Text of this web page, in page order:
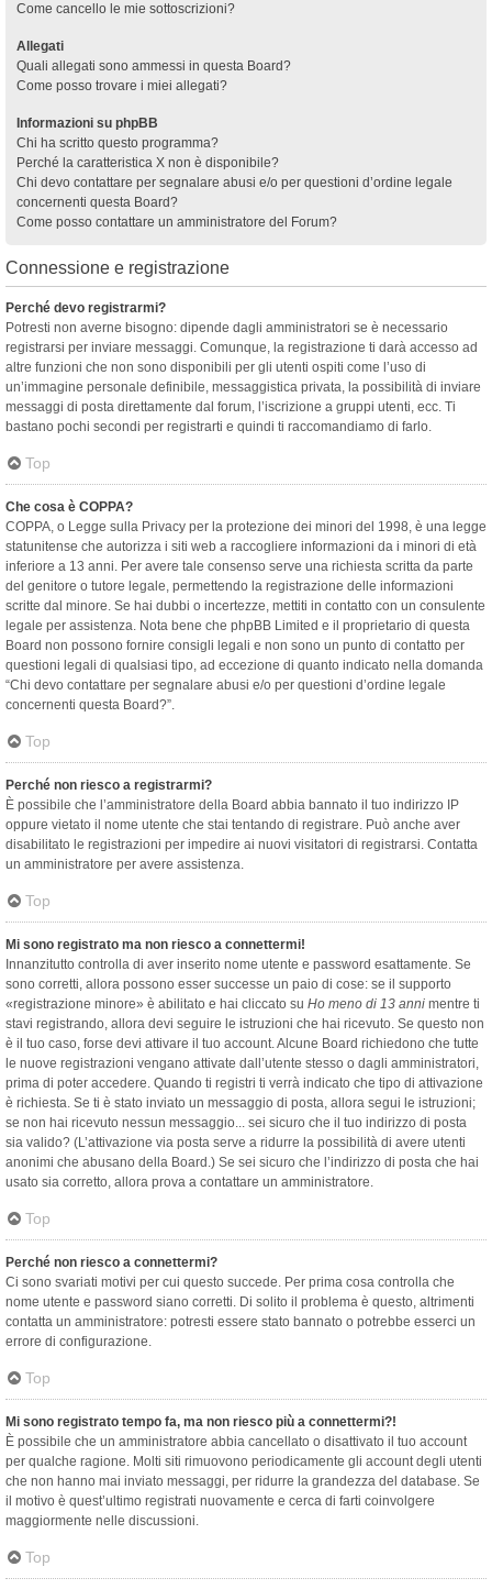
Come cancello le mie sottoscrizioni?
Allegati
Quali allegati sono ammessi in questa Board?
Come posso trovare i miei allegati?
Informazioni su phpBB
Chi ha scritto questo programma?
Perché la caratteristica X non è disponibile?
Chi devo contattare per segnalare abusi e/o per questioni d’ordine legale
concernenti questa Board?
Come posso contattare un amministratore del Forum?
Connessione e registrazione
Perché devo registrarmi?
Potresti non averne bisogno: dipende dagli amministratori se è necessario
registrarsi per inviare messaggi. Comunque, la registrazione ti darà accesso ad
altre funzioni che non sono disponibili per gli utenti ospiti come l’uso di
un’immagine personale definibile, messaggistica privata, la possibilità di inviare
messaggi di posta direttamente dal forum, l’iscrizione a gruppi utenti, ecc. Ti
bastano pochi secondi per registrarti e quindi ti raccomandiamo di farlo.
Top
Che cosa è COPPA?
COPPA, o Legge sulla Privacy per la protezione dei minori del 1998, è una legge
statunitense che autorizza i siti web a raccogliere informazioni da i minori di età
inferiore a 13 anni. Per avere tale consenso serve una richiesta scritta da parte
del genitore o tutore legale, permettendo la registrazione delle informazioni
scritte dal minore. Se hai dubbi o incertezze, mettiti in contatto con un consulente
legale per assistenza. Nota bene che phpBB Limited e il proprietario di questa
Board non possono fornire consigli legali e non sono un punto di contatto per
questioni legali di qualsiasi tipo, ad eccezione di quanto indicato nella domanda
“Chi devo contattare per segnalare abusi e/o per questioni d’ordine legale
concernenti questa Board?”.
Top
Perché non riesco a registrarmi?
È possibile che l’amministratore della Board abbia bannato il tuo indirizzo IP
oppure vietato il nome utente che stai tentando di registrare. Può anche aver
disabilitato le registrazioni per impedire ai nuovi visitatori di registrarsi. Contatta
un amministratore per avere assistenza.
Top
Mi sono registrato ma non riesco a connettermi!
Innanzitutto controlla di aver inserito nome utente e password esattamente. Se
sono corretti, allora possono esser successe un paio di cose: se il supporto
«registrazione minore» è abilitato e hai cliccato su Ho meno di 13 anni mentre ti
stavi registrando, allora devi seguire le istruzioni che hai ricevuto. Se questo non
è il tuo caso, forse devi attivare il tuo account. Alcune Board richiedono che tutte
le nuove registrazioni vengano attivate dall’utente stesso o dagli amministratori,
prima di poter accedere. Quando ti registri ti verrà indicato che tipo di attivazione
è richiesta. Se ti è stato inviato un messaggio di posta, allora segui le istruzioni;
se non hai ricevuto nessun messaggio... sei sicuro che il tuo indirizzo di posta
sia valido? (L’attivazione via posta serve a ridurre la possibilità di avere utenti
anonimi che abusano della Board.) Se sei sicuro che l’indirizzo di posta che hai
usato sia corretto, allora prova a contattare un amministratore.
Top
Perché non riesco a connettermi?
Ci sono svariati motivi per cui questo succede. Per prima cosa controlla che
nome utente e password siano corretti. Di solito il problema è questo, altrimenti
contatta un amministratore: potresti essere stato bannato o potrebbe esserci un
errore di configurazione.
Top
Mi sono registrato tempo fa, ma non riesco più a connettermi?!
È possibile che un amministratore abbia cancellato o disattivato il tuo account
per qualche ragione. Molti siti rimuovono periodicamente gli account degli utenti
che non hanno mai inviato messaggi, per ridurre la grandezza del database. Se
il motivo è quest’ultimo registrati nuovamente e cerca di farti coinvolgere
maggiormente nelle discussioni.
Top